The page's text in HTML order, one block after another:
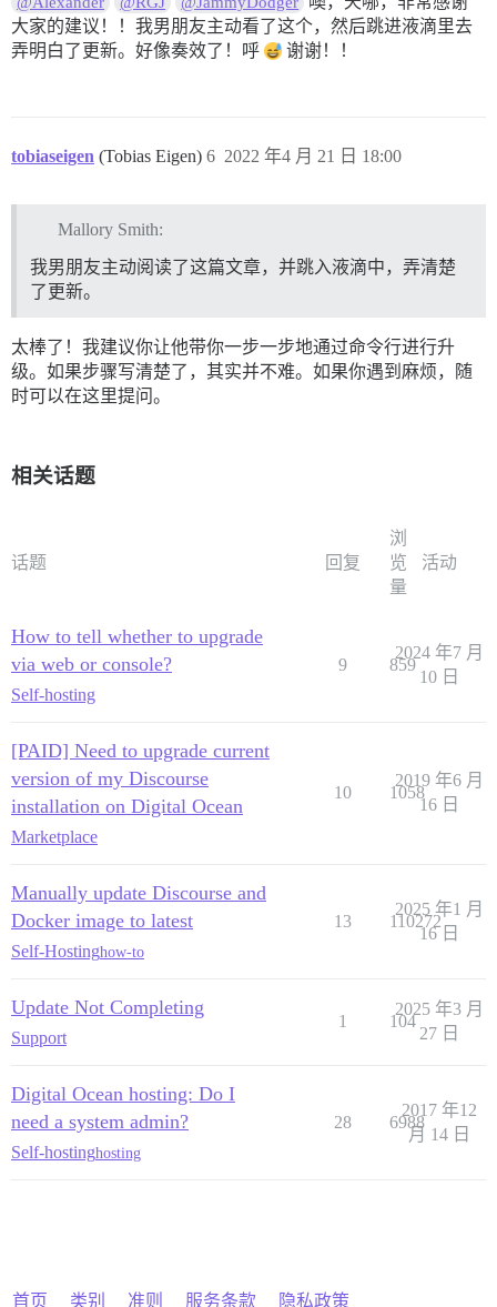
大家的建议！！我男朋友主动看了这个，然后跳进液滴里去
弄明白了更新。好像奏效了！呼
谢谢！！
tobiaseigen (Tobias Eigen) 2022 年4 月 21 日 18:00
6
Mallory Smith:
我男朋友主动阅读了这篇文章，并跳入液滴中，弄清楚
了更新。
太棒了！我建议你让他带你一步一步地通过命令行进行升
级。如果步骤写清楚了，其实并不难。如果你遇到麻烦，随
时可以在这里提问。
相关话题
话题 回复
浏
览
量
活动
How to tell whether to upgrade
via web or console?
Self-hosting
9 859
2024 年7 月
10 日
[PAID] Need to upgrade current
version of my Discourse
installation on Digital Ocean
Marketplace
10 1058
2019 年6 月
16 日
Manually update Discourse and
Docker image to latest
Self-Hostinghow-to
13 110272
2025 年1 月
16 日
Update Not Completing
Support
1 104
2025 年3 月
27 日
Digital Ocean hosting: Do I
need a system admin?
Self-hostinghosting
28 6988
2017 年12
月 14 日
首页 类别 准则 服务条款 隐私政策